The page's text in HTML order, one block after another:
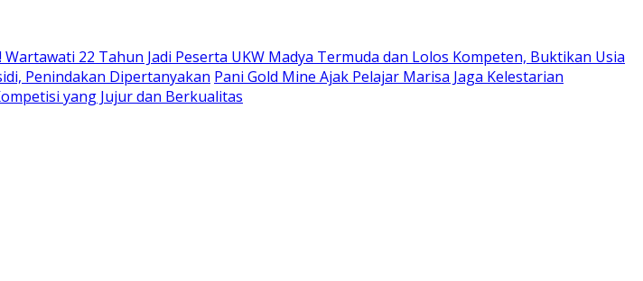
Wartawati 22 Tahun Jadi Peserta UKW Madya Termuda dan Lolos Kompeten, Buktikan Usia
Penindakan Dipertanyakan Pani Gold Mine Ajak Pelajar Marisa Jaga Kelestarian
yang Jujur dan Berkualitas